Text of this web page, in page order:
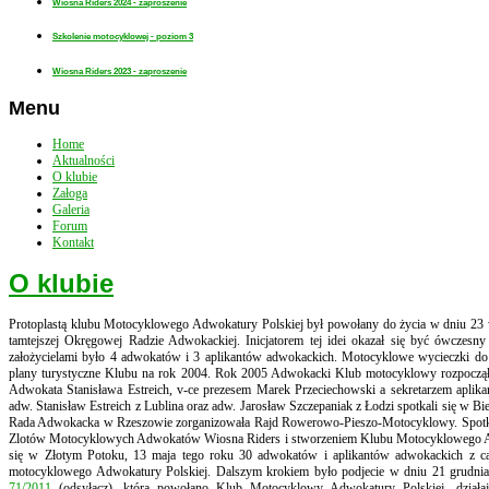
Wiosna Riders 2024 - zaproszenie
Szkolenie motocyklowej - poziom 3
Wiosna Riders 2023 - zaproszenie
Menu
Home
Aktualności
O klubie
Załoga
Galeria
Forum
Kontakt
O klubie
Protoplastą klubu Motocyklowego Adwokatury Polskiej był powołany do życia w dniu
tamtejszej Okręgowej Radzie Adwokackiej. Inicjatorem tej idei okazał się być
założycielami było 4 adwokatów i 3 aplikantów adwokackich. Motocyklowe wycieczki
plany turystyczne Klubu na rok 2004. Rok 2005 Adwokacki Klub motocyklowy
Adwokata Stanisława Estreich, v-ce prezesem Marek Przeciechowski a sekretarzem
adw. Stanisław Estreich z Lublina oraz adw. Jarosław Szczepaniak z Łodzi spotkali się w
Rada Adwokacka w Rzeszowie zorganizowała Rajd Rowerowo-Pieszo-Motocyklowy.
Zlotów Motocyklowych Adwokatów Wiosna Riders i stworzeniem Klubu Motocyklowego
się w Złotym Potoku, 13 maja tego roku 30 adwokatów i aplikantów adwokackich z
motocyklowego Adwokatury Polskiej. Dalszym krokiem było podjecie w dniu 21